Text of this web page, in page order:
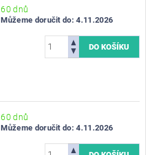
60 dnů
Můžeme doručit do: 4.11.2026
60 dnů
Můžeme doručit do: 4.11.2026